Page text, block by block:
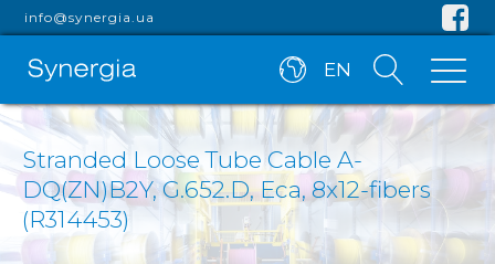
info@synergia.ua
EN
Stranded Loose Tube Cable A-
DQ(ZN)B2Y, G.652.D, Eca, 8x12-fibers
(R314453)